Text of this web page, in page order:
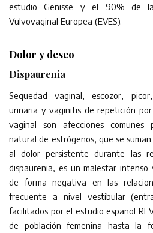
estudio Genisse y el 90% de la
Vulvovaginal Europea (EVES).
Dolor y deseo
Dispaurenia
Sequedad vaginal, escozor,
urinaria y vaginitis de repetición
vaginal son afecciones comunes
natural de estrógenos, que se
al dolor persistente durante las
dispaurenia, es un malestar
de forma negativa en las
frecuente a nivel vestibular
facilitados por el estudio español
de población femenina hasta la